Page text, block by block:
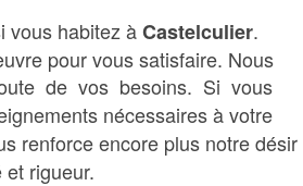
vous habitez àCastelculier.
pour vous satisfaire. Nous
de vos besoins. Si vous
nécessaires à votre
renforce encore plus notre désir
rigueur.